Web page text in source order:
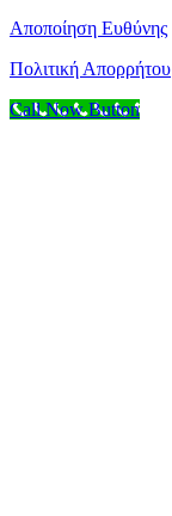
Αποποίηση Ευθύνης
Πολιτική Απορρήτου
Call Now Button